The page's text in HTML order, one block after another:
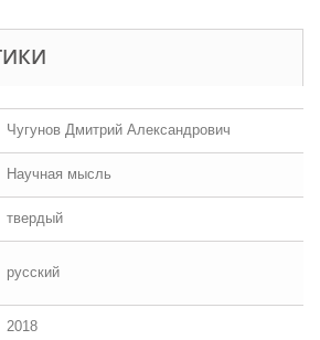
Чугунов Дмитрий Александрович
Научная мысль
твердый
русский
2018